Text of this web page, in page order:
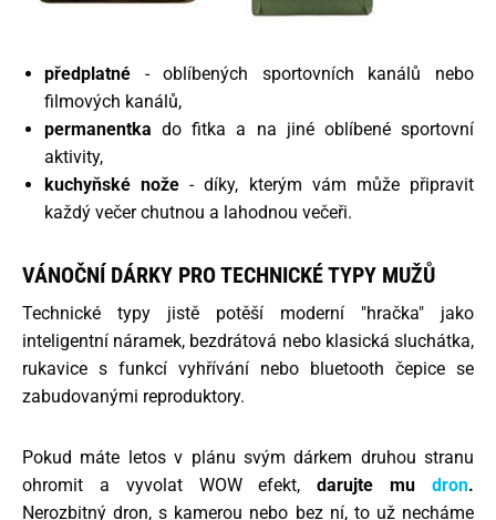
předplatné - oblíbených sportovních kanálů nebo
filmových kanálů,
permanentka do fitka a na jiné oblíbené sportovní
aktivity,
kuchyňské nože - díky, kterým vám může připravit
každý večer chutnou a lahodnou večeři.
VÁNOČNÍ DÁRKY PRO TECHNICKÉ TYPY MUŽŮ
Technické typy jistě potěší moderní "hračka" jako
inteligentní náramek, bezdrátová nebo klasická sluchátka,
rukavice s funkcí vyhřívání nebo bluetooth čepice se
zabudovanými reproduktory.
Pokud máte letos v plánu svým dárkem druhou stranu
ohromit a vyvolat WOW efekt,darujte mudron.
Nerozbitný dron, s kamerou nebo bez ní, to už necháme